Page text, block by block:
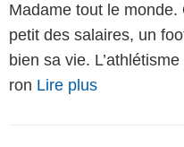
Madame tout le
petit des salaires, un
bien sa vie.
ron Lire plus